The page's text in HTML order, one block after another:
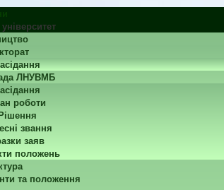
ЛНУВМБ
роботи
звання
заяв
положень
та положення